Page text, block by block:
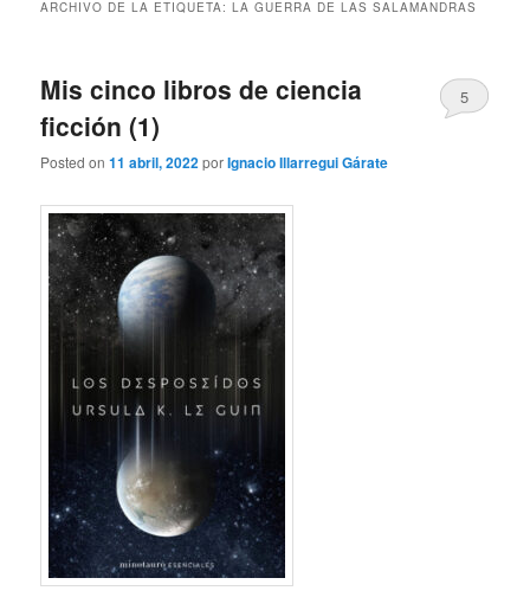
ARCHIVO DE LA ETIQUETA:LA GUERRA DE LAS SALAMANDRAS
Mis cinco libros de ciencia
ficción (1)
Posted on11 abril, 2022porIgnacio Illarregui Gárate
5